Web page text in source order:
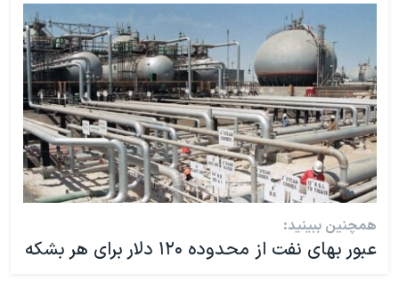
همچنین ببینید:
عبور بهای نفت از محدوده ۱۲۰ دلار برای هر بشکه